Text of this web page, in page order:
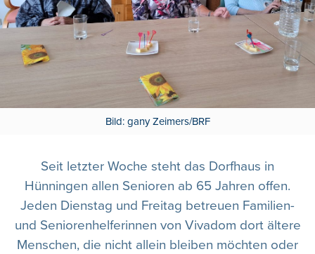
Bild: gany Zeimers/BRF
Seit letzter Woche steht das Dorfhaus in
Hünningen allen Senioren ab 65 Jahren offen.
Jeden Dienstag und Freitag betreuen Familien-
und Seniorenhelferinnen von Vivadom dort ältere
Menschen, die nicht allein bleiben möchten oder